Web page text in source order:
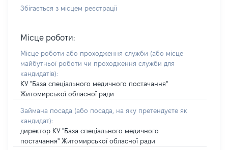
Збігається з місцем реєстрації
Місце роботи:
Місце роботи або проходження служби (або місце
майбутньої роботи чи проходження служби для
кандидатів):
КУ "База спеціального медичного постачання"
Житомирської обласної ради
Займана посада (або посада, на яку претендуєте як
кандидат):
директор КУ "База спеціального медичного
постачання" Житомирської обласної ради